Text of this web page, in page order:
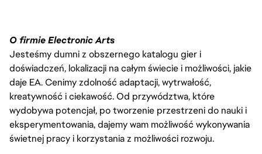
O firmie Electronic Arts
Jesteśmy dumni z obszernego katalogu gier i
doświadczeń, lokalizacji na całym świecie i możliwości, jakie
daje EA. Cenimy zdolność adaptacji, wytrwałość,
kreatywność i ciekawość. Od przywództwa, które
wydobywa potencjał, po tworzenie przestrzeni do nauki i
eksperymentowania, dajemy wam możliwość wykonywania
świetnej pracy i korzystania z możliwości rozwoju.